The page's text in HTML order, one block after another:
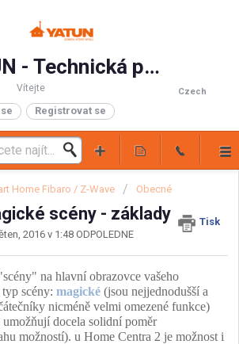
YATUN - Technická podpora
Czech
Vítejte
Registrovat se
Home Fibaro / Z-Wave Obecné
scény - základy
Tisk
2016 v 1:48 ODPOLEDNE
na hlavní obrazovce vašeho
scény: magické (jsou nejjednodušší a
nicméně velmi omezené funkce)
umožňují docela solidní poměr
možností). u Home Centra 2 je možnost i